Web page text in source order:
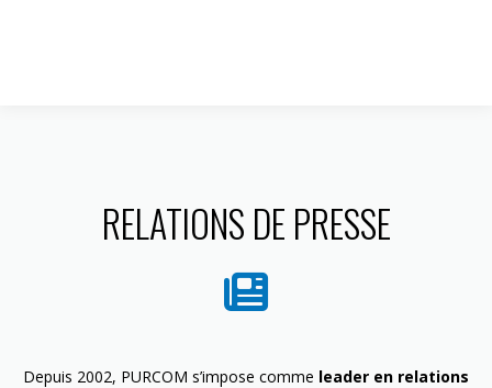
RELATIONS DE PRESSE
Depuis 2002, PURCOM s’impose comme leader en relations